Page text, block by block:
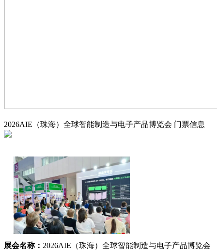
2026AIE（珠海）全球智能制造与电子产品博览会 门票信息
展会名称： 2026AIE（珠海）全球智能制造与电子产品博览会